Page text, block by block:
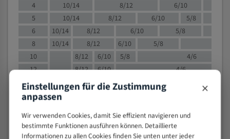
4
10/14 8/12 6/10
5
10/14 8/12 6/10
5/8
6
10/14 8/12 6/10
5/8
8
10/14 8/12 6/10 5/8
10
8/12 6/10 5/8
4/6
12
8/12 6/10
4/6
15
8/12 6/10
4/5
20
50
4/5
80
Einstellungen für die Zustimmung
anpassen ×
Wir verwenden Cookies, damit Sie effizient navigieren und
bestimmte Funktionen ausführen können. Detaillierte
Informationen zu allen Cookies finden Sie unten unter jeder